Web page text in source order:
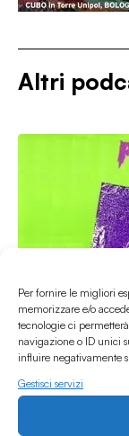
Per fornire le migliori
memorizzare e/o
tecnologie ci
navigazione o ID unici
influire negativamente
Gestisci servizi
Altri